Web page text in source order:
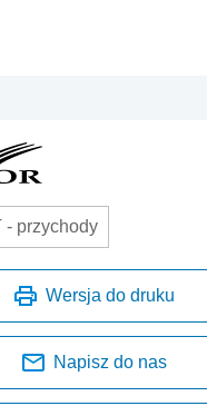
- przychody
Wersja do druku
Napisz do nas